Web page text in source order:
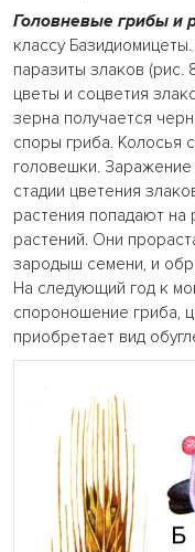
Головневые грибы и
классу
паразиты злаков
цветы и соцветия
зерна получается
споры гриба. Колосья
головешки.
стадии цветения
растения попадают
растений. Они
зародыш семени, и
На следующий год к
спороношение гриба,
приобретает вид